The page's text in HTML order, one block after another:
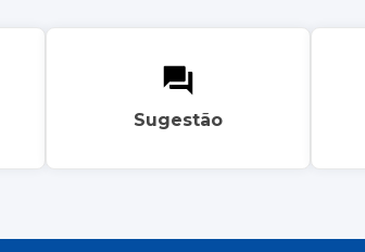
Sugestão